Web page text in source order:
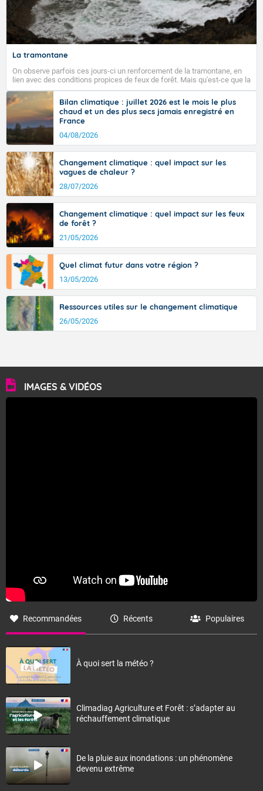
Fermer
La tramontane
On observe parfois ces jours-ci un renforcement de la tramontane, en
lien avec des conditions propices de feux de forêt. Mais qu'est-ce que la
tramontane ? Quelles sont ses caractéristiques ? La tramontane est un
vent turbulent soufflant de secteur nord-ouest à nord, ou ouest à nord-
ouest, dans un secteur qui part du Roussillon à la vallée de l’Aude et à
l’ouest de l’Hérault. L’étymologie de ce vent vient du latin trasmontanus,
signifiant au-delà des monts, en allusion aux régions montagneuses
d’où provient ce vent.
Bilan climatique : juillet 2026 est le mois le plus
chaud et un des plus secs jamais enregistré en
France
04/08/2026
Changement climatique : quel impact sur les
vagues de chaleur ?
28/07/2026
Changement climatique : quel impact sur les feux
de forêt ?
21/05/2026
Quel climat futur dans votre région ?
13/05/2026
Ressources utiles sur le changement climatique
26/05/2026
IMAGES & VIDÉOS
Recommandées Récents Populaires
À quoi sert la météo ?
Climadiag Agriculture et Forêt : s’adapter au
réchauffement climatique
De la pluie aux inondations : un phénomène
devenu extrême